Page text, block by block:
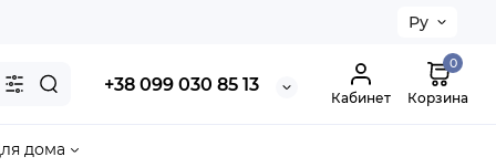
Ру
+38 099 030 85 13
Кабинет
0
Корзина
дома